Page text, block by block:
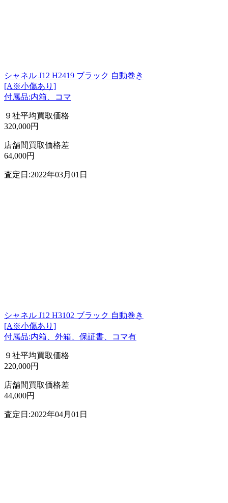
シャネル J12 H2419 ブラック 自動巻き
[A※小傷あり]
付属品:内箱、コマ
９社平均買取価格
320,000円
店舗間買取価格差
64,000円
査定日:2022年03月01日
シャネル J12 H3102 ブラック 自動巻き
[A※小傷あり]
付属品:内箱、外箱、保証書、コマ有
９社平均買取価格
220,000円
店舗間買取価格差
44,000円
査定日:2022年04月01日